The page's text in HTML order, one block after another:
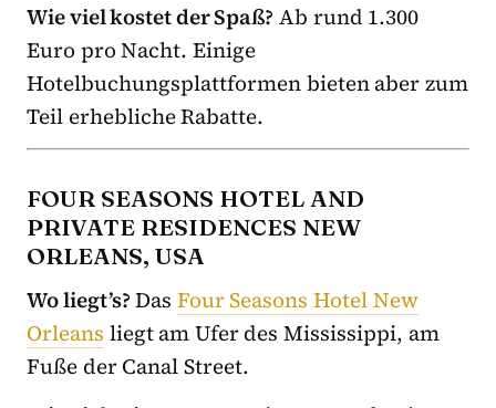
Wie viel kostet der Spaß? Ab rund 1.300
Euro pro Nacht. Einige
Hotelbuchungsplattformen bieten aber zum
Teil erhebliche Rabatte.
FOUR SEASONS HOTEL AND
PRIVATE RESIDENCES NEW
ORLEANS, USA
Wo liegt’s?Das Four Seasons Hotel New
Orleans liegt am Ufer des Mississippi, am
Fuße der Canal Street.